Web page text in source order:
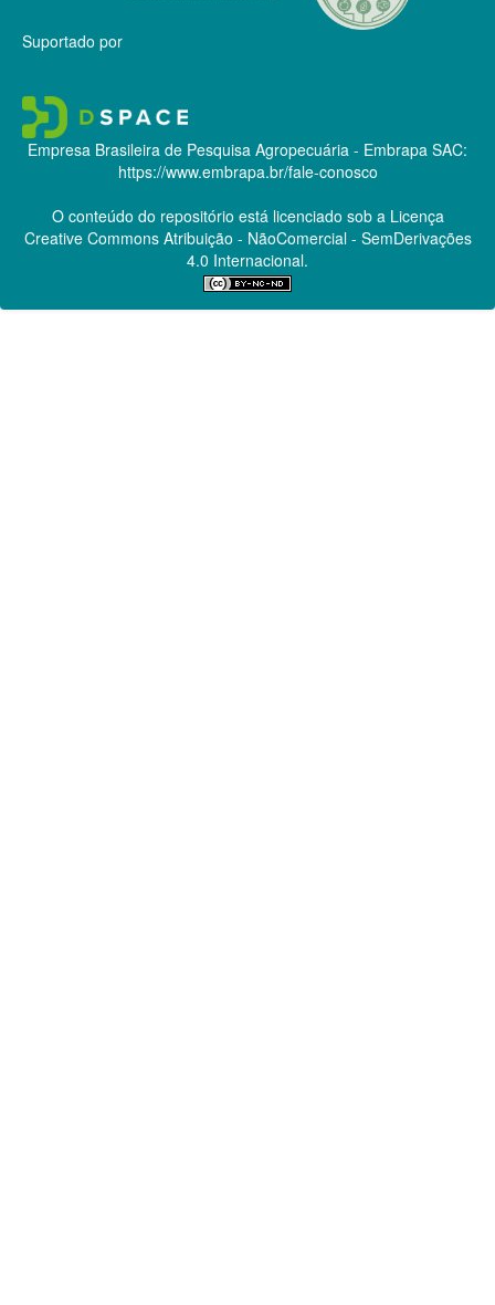
Suportado por
Empresa Brasileira de Pesquisa Agropecuária - Embrapa SAC:
https://www.embrapa.br/fale-conosco
O conteúdo do repositório está licenciado sob a Licença
Creative CommonsAtribuição - NãoComercial - SemDerivações
4.0 Internacional.